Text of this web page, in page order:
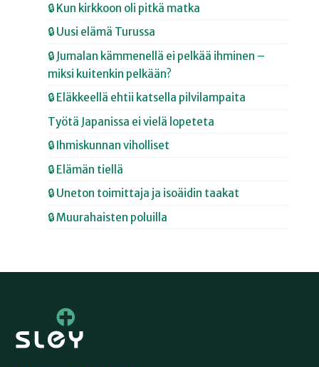
🔒 Kun kirkkoon oli pitkä matka
🔒 Uusi elämä Turussa
🔒 Jumalan kämmenellä ei pelkää ihminen –
miksi kuitenkin pelkään?
🔒 Eläkkeellä ehtii katsella pilvilampaita
Työtä Japanissa ei vielä lopeteta
🔒 Ihmiskunnan viholliset
🔒 Elämän tiellä
🔒 Uneton toimittaja ja isoäidin taakat
🔒 Muurahaisten poluilla